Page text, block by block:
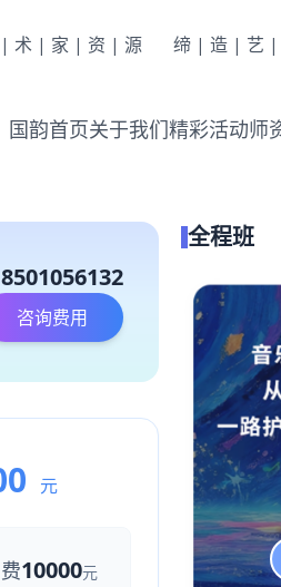
术|家|资|源 缔|造|艺
国韵首页关于我们精彩活动师
咨询费用
元
10000元
全程班